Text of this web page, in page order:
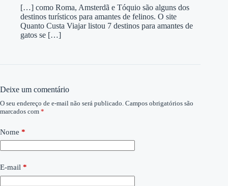
[…] como Roma, Amsterdã e Tóquio são alguns dos
destinos turísticos para amantes de felinos. O site
Quanto Custa Viajar listou 7 destinos para amantes de
gatos se […]
Deixe um comentário
O seu endereço de e-mail não será publicado. Campos obrigatórios são
marcados com *
Nome *
E-mail *